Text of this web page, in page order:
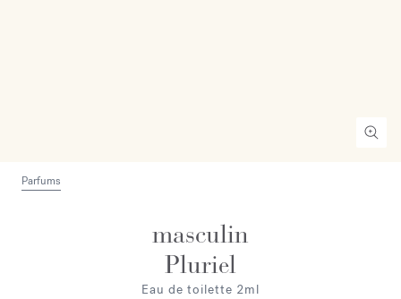
Parfums
masculin
Pluriel
Eau de toilette 2ml